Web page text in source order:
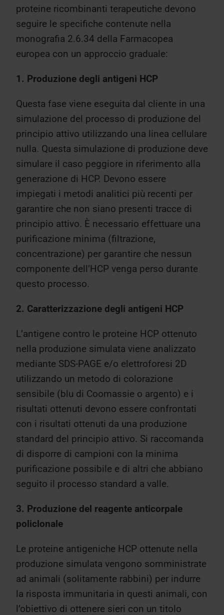
proteine ricombinanti terapeutiche devono
seguire le specifiche contenute nella
monografia 2.6.34 della Farmacopea
europea con un approccio graduale:
1. Produzione degli antigeni HCP
Questa fase viene eseguita dal cliente in una
simulazione del processo di produzione del
principio attivo utilizzando una linea cellulare
nulla. Questa simulazione di produzione deve
simulare il caso peggiore in riferimento alla
generazione di HCP. Devono essere
impiegati i metodi analitici più recenti per
garantire che non siano presenti tracce di
principio attivo. È necessario effettuare una
purificazione minima (filtrazione,
concentrazione) per garantire che nessun
componente dell’HCP venga perso durante
questo processo.
2. Caratterizzazione degli antigeni HCP
L’antigene contro le proteine HCP ottenuto
nella produzione simulata viene analizzato
mediante SDS-PAGE e/o elettroforesi 2D
utilizzando un metodo di colorazione
sensibile (blu di Coomassie o argento) e i
risultati ottenuti devono essere confrontati
con i risultati ottenuti da una produzione
standard del principio attivo. Si raccomanda
di disporre di campioni con la minima
purificazione possibile e di altri che abbiano
seguito il processo standard a valle.
3. Produzione del reagente anticorpale
policlonale
Le proteine antigeniche HCP ottenute nella
produzione simulata vengono somministrate
ad animali (solitamente rabbini) per indurre
la risposta immunitaria in questi animali, con
l’obiettivo di ottenere sieri con un titolo